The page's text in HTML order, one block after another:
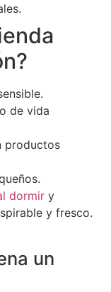
de vida
productos
dormir y
y fresco.
un